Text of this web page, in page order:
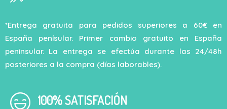
*Entrega gratuita para pedidos superiores a 60€ en
España penísular. Primer cambio gratuito en España
peninsular. La entrega se efectúa durante las 24/48h
posteriores a la compra (días laborables).
100% SATISFACIÓN